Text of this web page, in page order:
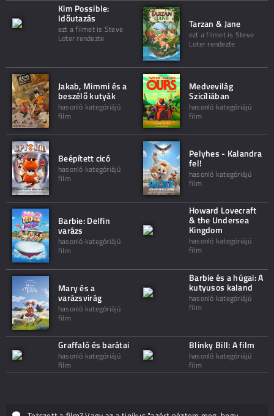
Kim Possible:
Időutazás
ezt a filmet is Steve
Loter rendezte
Tarzan & Jane
ezt a filmet is Steve
Loter rendezte
Jakab, Mimmi és a
beszélő kutyák
hasonló kategóriájú
film
Medvevilág
Szicíliában
hasonló kategóriájú
film
Beépített cicó
hasonló kategóriájú
film
Pelyhes - Kalandra
fel!
hasonló kategóriájú
film
Barbie: Delfin
varázs
hasonló kategóriájú
film
Howard Lovecraft
& the Undersea
Kingdom
hasonló kategóriájú
film
Mary és a
varázsvirág
hasonló kategóriájú
film
Barbie és a húgai: A
kutyusos kaland
hasonló kategóriájú
film
Graffaló és barátai
hasonló kategóriájú
film
Blinky Bill: A film
hasonló kategóriájú
film